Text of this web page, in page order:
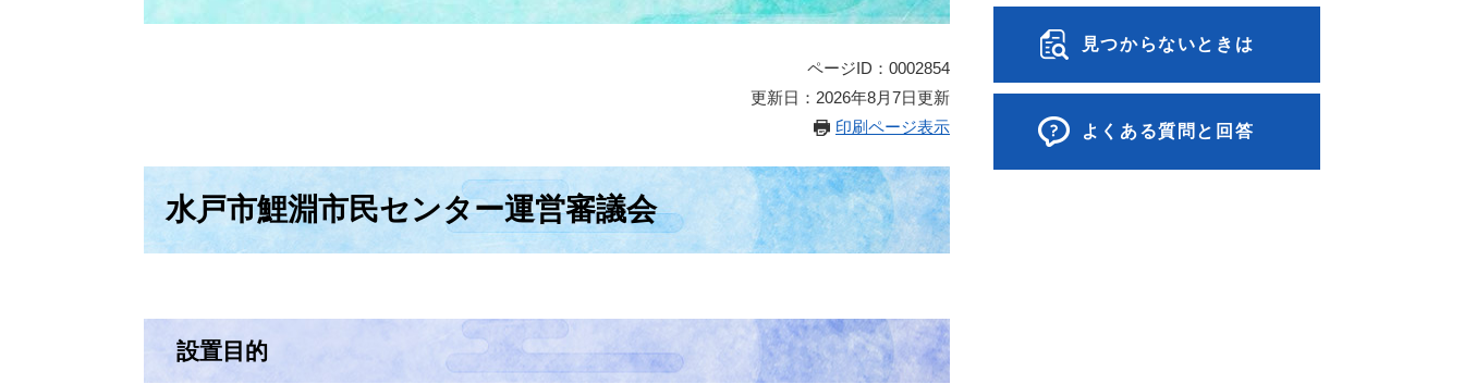
ページID：0002854
更新日：2026年8月7日更新
印刷ページ表示
水戸市鯉淵市民センター運営審議会
設置目的
見つからないときは
よくある質問と回答